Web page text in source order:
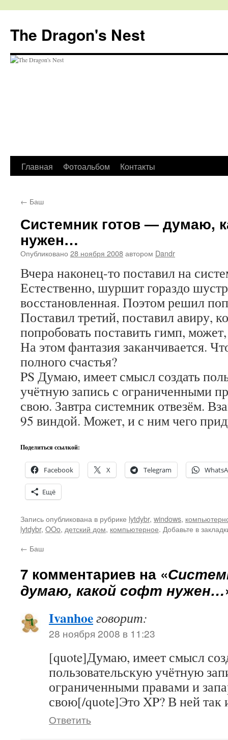
The Dragon's Nest
Перейти
содержимому
Главная Фотоальбом Контакты
← Баш
Системник готов — думаю,
нужен…
Опубликовано 28 ноября 2008автором Dandr
Вчера наконец-то поставил на
Естественно, шуршит гораздо
восстановленная. Поэтом решил
Поставил третий, поставил авиру,
попробовать поставить гимп,
На этом фантазия заканчивается.
полного счастья?
PS Думаю, имеет смысл создать
учётную запись с ограниченными
свою. Завтра системник отвезём.
95 виндой. Может, и с ним чего
Поделиться ссылкой:
Facebook X Telegram
Ещё
Запись опубликована в рубрике lytdybr, windows,
lytdybr, OOo, детский дом, компьютерное. Добавьте в
← Баш
7 комментариев на «
думаю, какой софт нужен…
Ivanhoeговорит:
28 ноября 2008 в 11:23
[quote]Думаю, имеет смысл
пользовательскую учётную
ограниченными правами и
свою[/quote]Это XP? В ней так
Ответить